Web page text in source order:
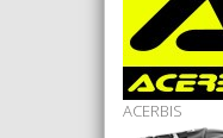
ACERBIS